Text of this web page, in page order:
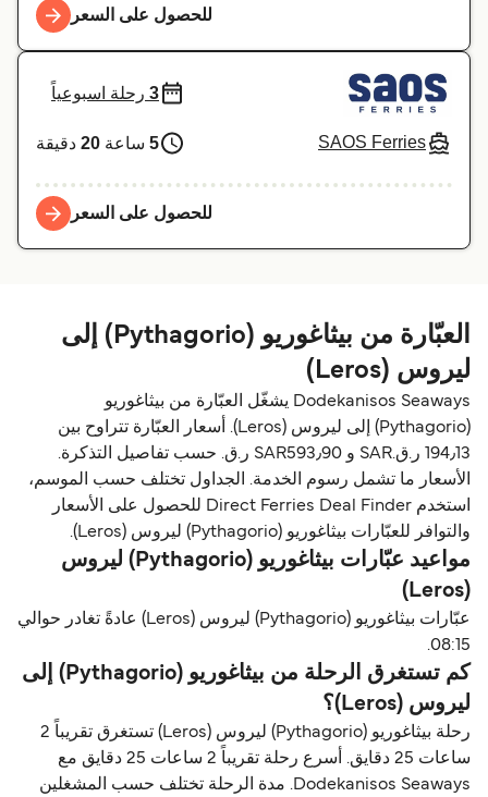
للحصول على السعر
SAOS Ferries
3 رحلة اسبوعياً
5 ساعة 20 دقيقة
للحصول على السعر
العبّارة من بيثاغوريو (Pythagorio) إلى
ليروس (Leros)
Dodekanisos Seaways يشغّل العبّارة من بيثاغوريو
(Pythagorio) إلى ليروس (Leros). أسعار العبّارة تتراوح بين
194٫13 ر.ق.‏SAR و SAR593٫90 ر.ق.‏ حسب تفاصيل التذكرة.
الأسعار ما تشمل رسوم الخدمة. الجداول تختلف حسب الموسم،
استخدم Direct Ferries Deal Finder للحصول على الأسعار
والتوافر للعبّارات بيثاغوريو (Pythagorio) ليروس (Leros).
مواعيد عبّارات بيثاغوريو (Pythagorio) ليروس
(Leros)
عبّارات بيثاغوريو (Pythagorio) ليروس (Leros) عادةً تغادر حوالي
08:15.
كم تستغرق الرحلة من بيثاغوريو (Pythagorio) إلى
ليروس (Leros)؟
رحلة بيثاغوريو (Pythagorio) ليروس (Leros) تستغرق تقريباً 2
ساعات 25 دقايق. أسرع رحلة تقريباً 2 ساعات 25 دقايق مع
Dodekanisos Seaways. مدة الرحلة تختلف حسب المشغلين